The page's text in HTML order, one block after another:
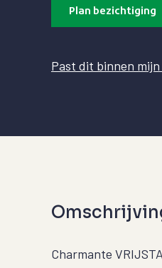
Plan bezichtiging
Past dit binnen
Charmante